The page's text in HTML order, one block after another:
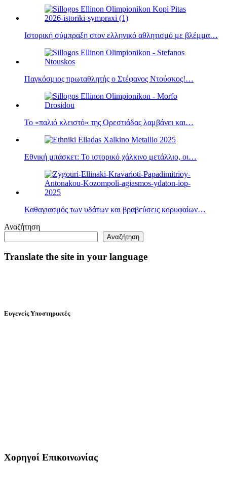
Ιστορική σύμπραξη στον ελληνικό αθλητισμό με βλέμμα…
Παγκόσμιος πρωταθλητής ο Στέφανος Ντούσκος!…
Το «παλιό κλειστό» της Ορεστιάδας λαμβάνει και…
Εθνική μπάσκετ: Το ιστορικό χάλκινο μετάλλιο, οι…
Καθαγιασμός των υδάτων και βραβεύσεις κορυφαίων…
Αναζήτηση
Αναζήτηση
Translate the site in your language
Ευγενείς Υποστηρικτές
Χορηγοί Επικοινωνίας